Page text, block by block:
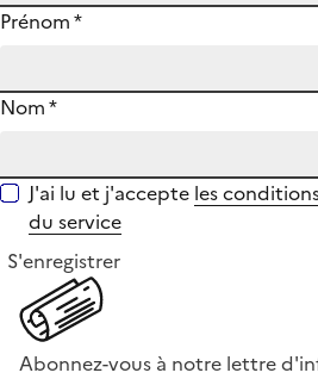
Prénom*
Nom*
J'ai lu et j'accepte les
du service
S'enregistrer
Abonnez-vous à notre lettre